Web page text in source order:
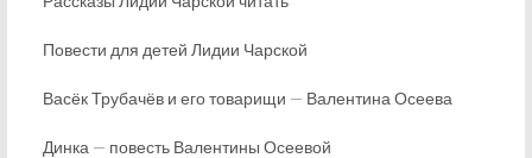
Повести для детей Лидии Чарской
Васёк Трубачёв и его товарищи — Валентина Осеева
Динка — повесть Валентины Осеевой